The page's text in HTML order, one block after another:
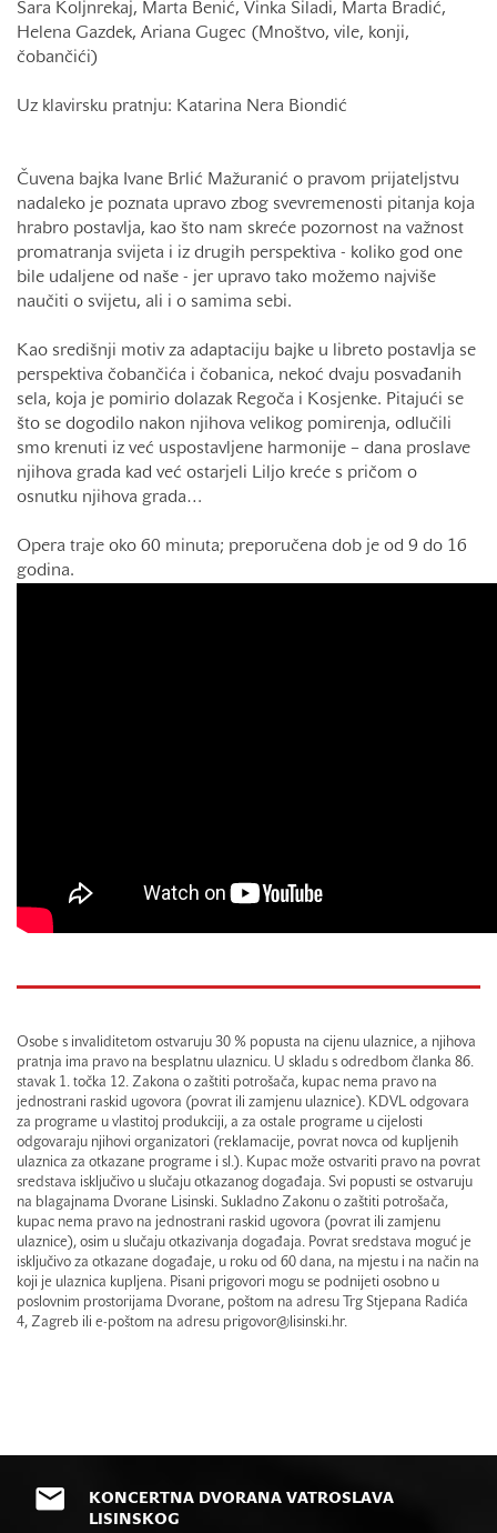
Sara Koljnrekaj, Marta Benić, Vinka Siladi, Marta Bradić,
Helena Gazdek, Ariana Gugec (Mnoštvo, vile, konji,
čobančići)
Uz klavirsku pratnju: Katarina Nera Biondić
Čuvena bajka Ivane Brlić Mažuranić o pravom prijateljstvu
nadaleko je poznata upravo zbog svevremenosti pitanja koja
hrabro postavlja, kao što nam skreće pozornost na važnost
promatranja svijeta i iz drugih perspektiva - koliko god one
bile udaljene od naše - jer upravo tako možemo najviše
naučiti o svijetu, ali i o samima sebi.
Kao središnji motiv za adaptaciju bajke u libreto postavlja se
perspektiva čobančića i čobanica, nekoć dvaju posvađanih
sela, koja je pomirio dolazak Regoča i Kosjenke. Pitajući se
što se dogodilo nakon njihova velikog pomirenja, odlučili
smo krenuti iz već uspostavljene harmonije – dana proslave
njihova grada kad već ostarjeli Liljo kreće s pričom o
osnutku njihova grada…
Opera traje oko 60 minuta; preporučena dob je od 9 do 16
godina.
Osobe s invaliditetom ostvaruju 30 % popusta na cijenu ulaznice, a njihova
pratnja ima pravo na besplatnu ulaznicu. U skladu s odredbom članka 86.
stavak 1. točka 12. Zakona o zaštiti potrošača, kupac nema pravo na
jednostrani raskid ugovora (povrat ili zamjenu ulaznice). KDVL odgovara
za programe u vlastitoj produkciji, a za ostale programe u cijelosti
odgovaraju njihovi organizatori (reklamacije, povrat novca od kupljenih
ulaznica za otkazane programe i sl.). Kupac može ostvariti pravo na povrat
sredstava isključivo u slučaju otkazanog događaja. Svi popusti se ostvaruju
na blagajnama Dvorane Lisinski. Sukladno Zakonu o zaštiti potrošača,
kupac nema pravo na jednostrani raskid ugovora (povrat ili zamjenu
ulaznice), osim u slučaju otkazivanja događaja. Povrat sredstava moguć je
isključivo za otkazane događaje, u roku od 60 dana, na mjestu i na način na
koji je ulaznica kupljena. Pisani prigovori mogu se podnijeti osobno u
poslovnim prostorijama Dvorane, poštom na adresu Trg Stjepana Radića
4, Zagreb ili e-poštom na adresu prigovor@lisinski.hr.
KONCERTNA DVORANA VATROSLAVA
LISINSKOG